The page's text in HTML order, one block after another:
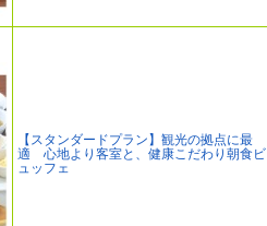
【スタンダードプラン】観光の拠点に最
適 心地より客室と、健康こだわり朝食ビ
ュッフェ